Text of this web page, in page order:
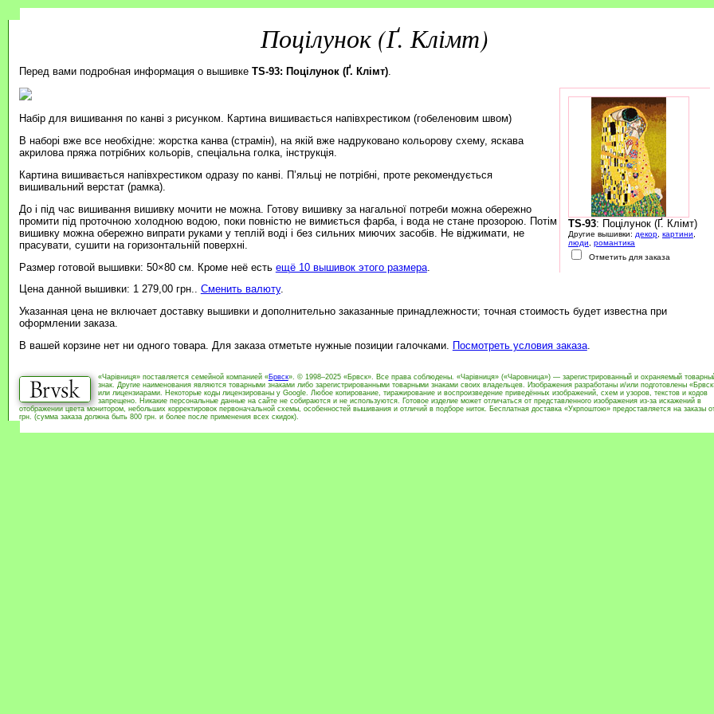
Поцілунок (Ґ. Клімт)
Перед вами подробная информация о вышивке TS-93: Поцілунок (Ґ. Клімт).
TS-93: Поцілунок (Ґ. Клімт)
Другие вышивки: декор картини
люди
романтика
Отметить для заказа
Набір для вишивання по канві з рисунком. Картина вишивається напівхрестиком (гобеленовим швом)
В наборі вже все необхідне: жорстка канва (страмін), на якій вже надруковано кольорову схему, яскава
акрилова пряжа потрібних кольорів, спеціальна голка, інструкція.
Картина вишивається напівхрестиком одразу по канві. П’яльці не потрібні, проте рекомендується
вишивальний верстат (рамка).
До і під час вишивання вишивку мочити не можна. Готову вишивку за нагальної потреби можна обережно
промити під проточною холодною водою, поки повністю не вимиється фарба, і вода не стане прозорою. Потім
вишивку можна обережно випрати руками у теплій воді і без сильних миючих засобів. Не віджимати, не
прасувати, сушити на горизонтальній поверхні.
Размер готовой вышивки: 50×80 см. Кроме неё есть ещё 10 вышивок этого размера.
Цена данной вышивки: 1 279,00 грн.. Сменить валюту.
Указанная цена не включает доставку вышивки и дополнительно заказанные принадлежности; точная стоимость будет известна при
оформлении заказа.
В вашей корзине нет ни одного товара. Для заказа отметьте нужные позиции галочками.
Посмотреть условия заказа.
«Чарівниця» поставляется семейной компанией «Брвск». © 1998–2025 «Брвск». Все права соблюдены. «Чарівниця» («Чаровница») — зарегистрированный и охраняемый
знак. Другие наименования являются товарными знаками либо зарегистрированными товарными знаками своих владельцев. Изображения разработаны и/или подготовлены
или лицензиарами. Некоторые коды лицензированы у Google. Любое копирование, тиражирование и воспроизведение приведённых изображений, схем и узоров, текстов и кодов
запрещено. Никакие персональные данные на сайте не собираются и не используются. Готовое изделие может отличаться от представленного изображения из-за искажений в
отображении цвета монитором, небольших корректировок первоначальной схемы, особенностей вышивания и отличий в подборе ниток. Бесплатная доставка «Укрпоштою» предоставляется на заказы
грн. (сумма заказа должна быть 800 грн. и более после применения всех скидок).